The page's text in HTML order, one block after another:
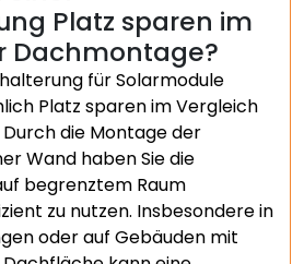
Platz sparen im
Dachmontage?
für Solarmodule
Platz sparen im Vergleich
die Montage der
Wand haben Sie die
begrenztem Raum
zu nutzen. Insbesondere in
oder auf Gebäuden mit